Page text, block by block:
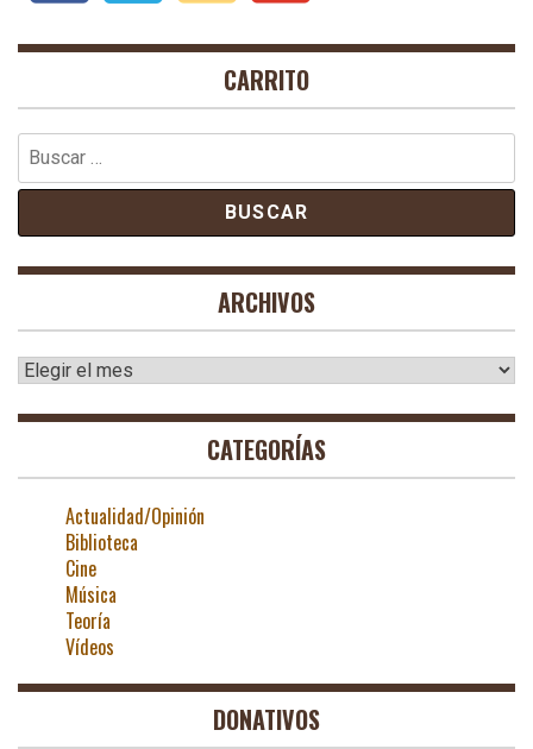
CARRITO
Buscar:
ARCHIVOS
Archivos
CATEGORÍAS
Actualidad/Opinión
Biblioteca
Cine
Música
Teoría
Vídeos
DONATIVOS